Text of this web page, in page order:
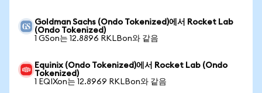
Goldman Sachs (Ondo Tokenized)에서 Rocket Lab
(Ondo Tokenized)
1 GSon는 12.8896 RKLBon와 같음
Equinix (Ondo Tokenized)에서 Rocket Lab (Ondo
Tokenized)
1 EQIXon는 12.8969 RKLBon와 같음